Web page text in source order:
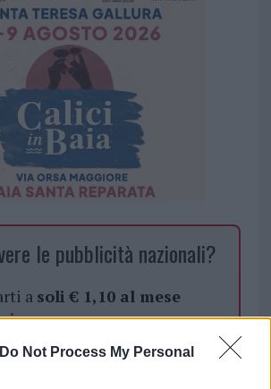
Do Not Process My Personal
le pubblicità nazionali?
a soli € 1,10 al mese